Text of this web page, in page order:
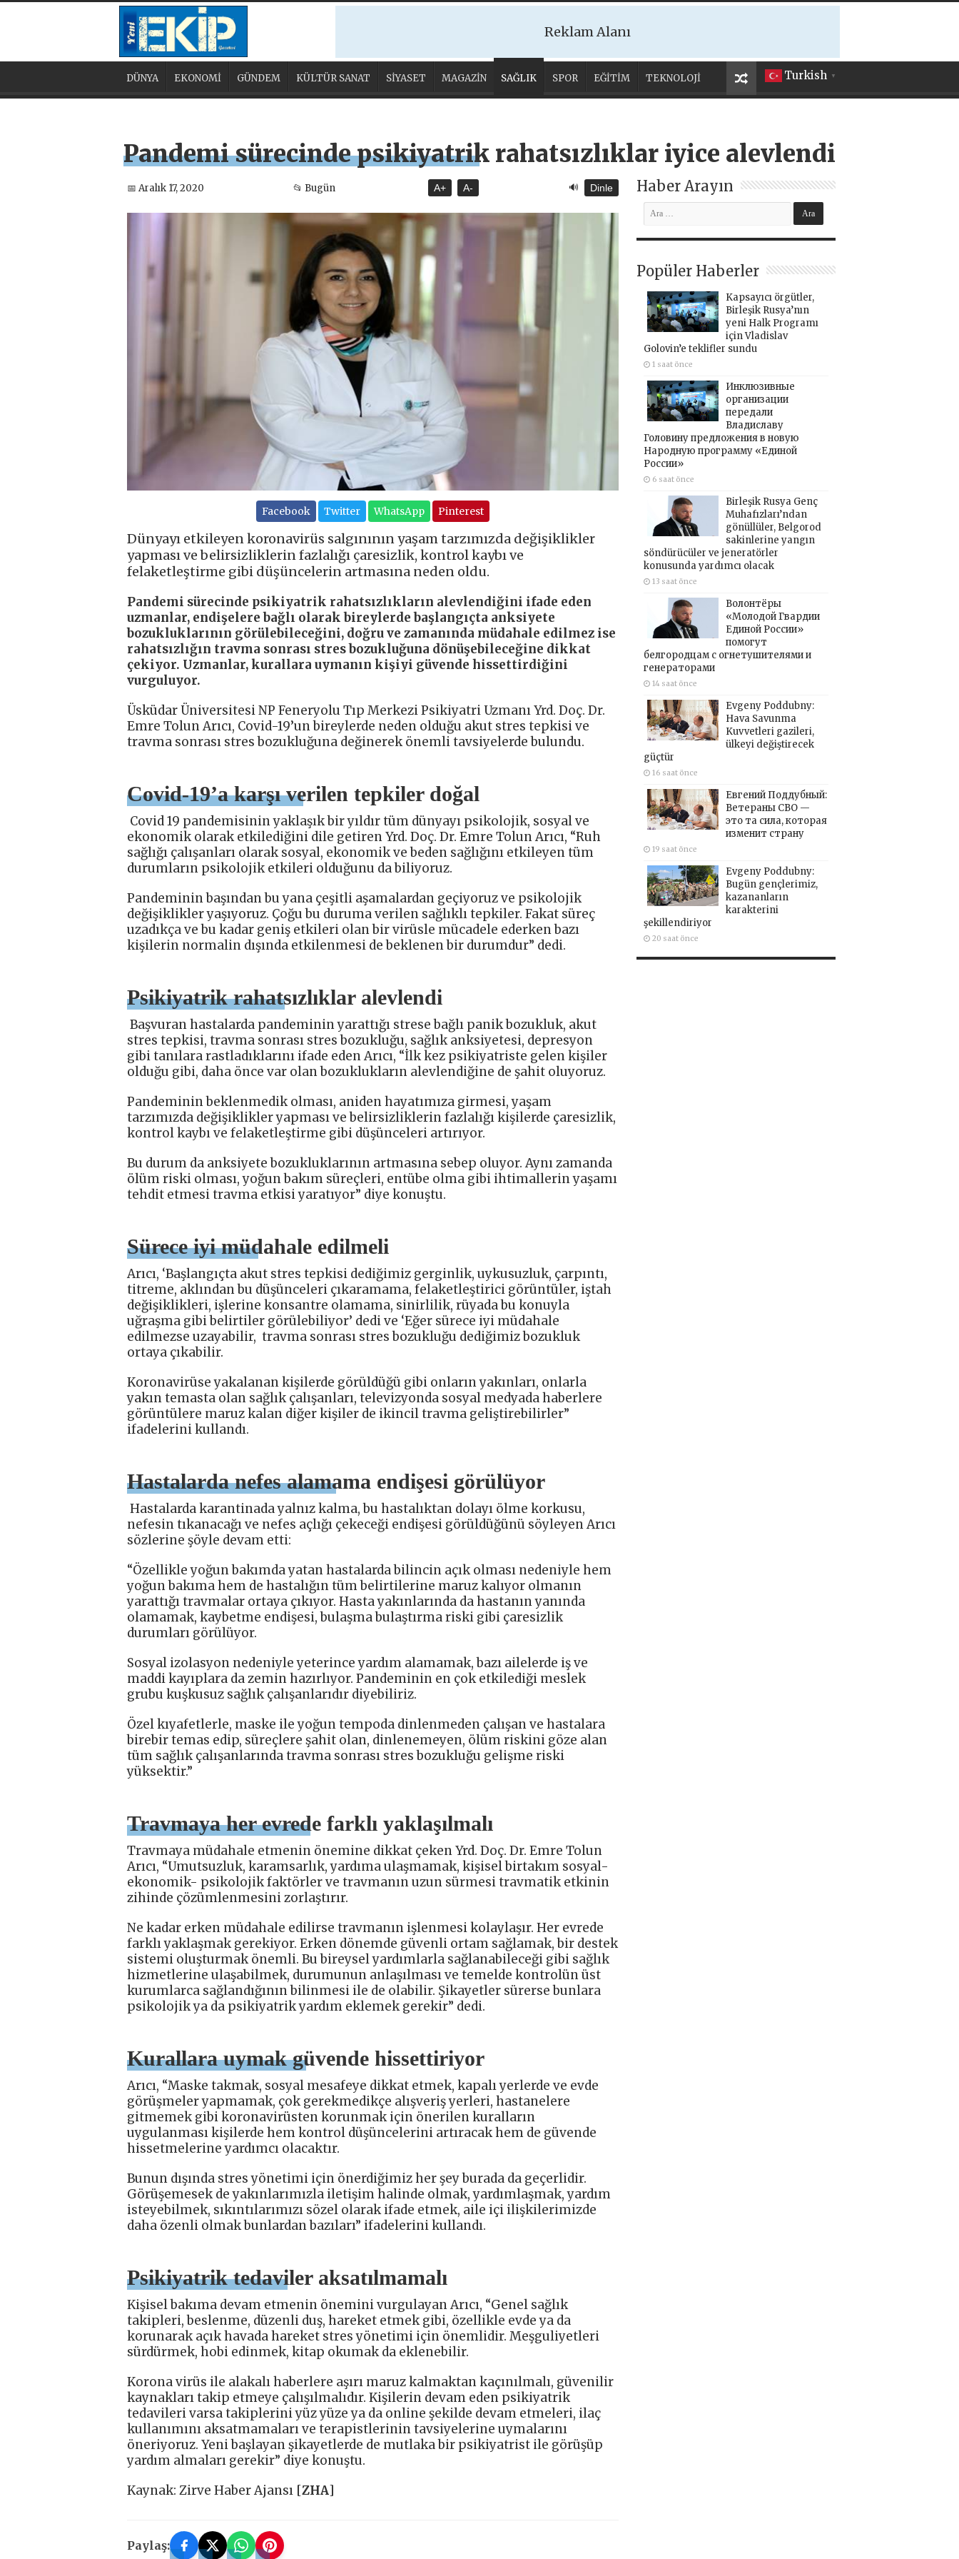
Reklam Alanı
Turkish ▼
DÜNYA EKONOMİ GÜNDEM KÜLTÜR SANAT SİYASET MAGAZİN SAĞLIK SPOR EĞİTİM TEKNOLOJİ
Pandemi sürecinde psikiyatrik rahatsızlıklar iyice alevlendi
📅 Aralık 17, 2020 📂 Bugün A+ A- 🔊 Dinle
Facebook Twitter WhatsApp Pinterest
Dünyayı etkileyen koronavirüs salgınının yaşam tarzımızda değişiklikler
yapması ve belirsizliklerin fazlalığı çaresizlik, kontrol kaybı ve
felaketleştirme gibi düşüncelerin artmasına neden oldu.
Pandemi sürecinde psikiyatrik rahatsızlıkların alevlendiğini ifade eden
uzmanlar, endişelere bağlı olarak bireylerde başlangıçta anksiyete
bozukluklarının görülebileceğini, doğru ve zamanında müdahale edilmez ise
rahatsızlığın travma sonrası stres bozukluğuna dönüşebileceğine dikkat
çekiyor. Uzmanlar, kurallara uymanın kişiyi güvende hissettirdiğini
vurguluyor.
Üsküdar Üniversitesi NP Feneryolu Tıp Merkezi Psikiyatri Uzmanı Yrd. Doç. Dr.
Emre Tolun Arıcı, Covid-19’un bireylerde neden olduğu akut stres tepkisi ve
travma sonrası stres bozukluğuna değinerek önemli tavsiyelerde bulundu.
Covid-19’a karşı verilen tepkiler doğal
Covid 19 pandemisinin yaklaşık bir yıldır tüm dünyayı psikolojik, sosyal ve
ekonomik olarak etkilediğini dile getiren Yrd. Doç. Dr. Emre Tolun Arıcı, “Ruh
sağlığı çalışanları olarak sosyal, ekonomik ve beden sağlığını etkileyen tüm
durumların psikolojik etkileri olduğunu da biliyoruz.
Pandeminin başından bu yana çeşitli aşamalardan geçiyoruz ve psikolojik
değişiklikler yaşıyoruz. Çoğu bu duruma verilen sağlıklı tepkiler. Fakat süreç
uzadıkça ve bu kadar geniş etkileri olan bir virüsle mücadele ederken bazı
kişilerin normalin dışında etkilenmesi de beklenen bir durumdur” dedi.
Psikiyatrik rahatsızlıklar alevlendi
Başvuran hastalarda pandeminin yarattığı strese bağlı panik bozukluk, akut
stres tepkisi, travma sonrası stres bozukluğu, sağlık anksiyetesi, depresyon
gibi tanılara rastladıklarını ifade eden Arıcı, “İlk kez psikiyatriste gelen kişiler
olduğu gibi, daha önce var olan bozuklukların alevlendiğine de şahit oluyoruz.
Pandeminin beklenmedik olması, aniden hayatımıza girmesi, yaşam
tarzımızda değişiklikler yapması ve belirsizliklerin fazlalığı kişilerde çaresizlik,
kontrol kaybı ve felaketleştirme gibi düşünceleri artırıyor.
Bu durum da anksiyete bozukluklarının artmasına sebep oluyor. Aynı zamanda
ölüm riski olması, yoğun bakım süreçleri, entübe olma gibi ihtimallerin yaşamı
tehdit etmesi travma etkisi yaratıyor” diye konuştu.
Sürece iyi müdahale edilmeli
Arıcı, ‘Başlangıçta akut stres tepkisi dediğimiz gerginlik, uykusuzluk, çarpıntı,
titreme, aklından bu düşünceleri çıkaramama, felaketleştirici görüntüler, iştah
değişiklikleri, işlerine konsantre olamama, sinirlilik, rüyada bu konuyla
uğraşma gibi belirtiler görülebiliyor’ dedi ve ‘Eğer sürece iyi müdahale
edilmezse uzayabilir, travma sonrası stres bozukluğu dediğimiz bozukluk
ortaya çıkabilir.
Koronavirüse yakalanan kişilerde görüldüğü gibi onların yakınları, onlarla
yakın temasta olan sağlık çalışanları, televizyonda sosyal medyada haberlere
görüntülere maruz kalan diğer kişiler de ikincil travma geliştirebilirler”
ifadelerini kullandı.
Hastalarda nefes alamama endişesi görülüyor
Hastalarda karantinada yalnız kalma, bu hastalıktan dolayı ölme korkusu,
nefesin tıkanacağı ve nefes açlığı çekeceği endişesi görüldüğünü söyleyen Arıcı
sözlerine şöyle devam etti:
“Özellikle yoğun bakımda yatan hastalarda bilincin açık olması nedeniyle hem
yoğun bakıma hem de hastalığın tüm belirtilerine maruz kalıyor olmanın
yarattığı travmalar ortaya çıkıyor. Hasta yakınlarında da hastanın yanında
olamamak, kaybetme endişesi, bulaşma bulaştırma riski gibi çaresizlik
durumları görülüyor.
Sosyal izolasyon nedeniyle yeterince yardım alamamak, bazı ailelerde iş ve
maddi kayıplara da zemin hazırlıyor. Pandeminin en çok etkilediği meslek
grubu kuşkusuz sağlık çalışanlarıdır diyebiliriz.
Özel kıyafetlerle, maske ile yoğun tempoda dinlenmeden çalışan ve hastalara
birebir temas edip, süreçlere şahit olan, dinlenemeyen, ölüm riskini göze alan
tüm sağlık çalışanlarında travma sonrası stres bozukluğu gelişme riski
yüksektir.”
Travmaya her evrede farklı yaklaşılmalı
Travmaya müdahale etmenin önemine dikkat çeken Yrd. Doç. Dr. Emre Tolun
Arıcı, “Umutsuzluk, karamsarlık, yardıma ulaşmamak, kişisel birtakım sosyal-
ekonomik- psikolojik faktörler ve travmanın uzun sürmesi travmatik etkinin
zihinde çözümlenmesini zorlaştırır.
Ne kadar erken müdahale edilirse travmanın işlenmesi kolaylaşır. Her evrede
farklı yaklaşmak gerekiyor. Erken dönemde güvenli ortam sağlamak, bir destek
sistemi oluşturmak önemli. Bu bireysel yardımlarla sağlanabileceği gibi sağlık
hizmetlerine ulaşabilmek, durumunun anlaşılması ve temelde kontrolün üst
kurumlarca sağlandığının bilinmesi ile de olabilir. Şikayetler sürerse bunlara
psikolojik ya da psikiyatrik yardım eklemek gerekir” dedi.
Kurallara uymak güvende hissettiriyor
Arıcı, “Maske takmak, sosyal mesafeye dikkat etmek, kapalı yerlerde ve evde
görüşmeler yapmamak, çok gerekmedikçe alışveriş yerleri, hastanelere
gitmemek gibi koronavirüsten korunmak için önerilen kuralların
uygulanması kişilerde hem kontrol düşüncelerini artıracak hem de güvende
hissetmelerine yardımcı olacaktır.
Bunun dışında stres yönetimi için önerdiğimiz her şey burada da geçerlidir.
Görüşemesek de yakınlarımızla iletişim halinde olmak, yardımlaşmak, yardım
isteyebilmek, sıkıntılarımızı sözel olarak ifade etmek, aile içi ilişkilerimizde
daha özenli olmak bunlardan bazıları” ifadelerini kullandı.
Psikiyatrik tedaviler aksatılmamalı
Kişisel bakıma devam etmenin önemini vurgulayan Arıcı, “Genel sağlık
takipleri, beslenme, düzenli duş, hareket etmek gibi, özellikle evde ya da
korunarak açık havada hareket stres yönetimi için önemlidir. Meşguliyetleri
sürdürmek, hobi edinmek, kitap okumak da eklenebilir.
Korona virüs ile alakalı haberlere aşırı maruz kalmaktan kaçınılmalı, güvenilir
kaynakları takip etmeye çalışılmalıdır. Kişilerin devam eden psikiyatrik
tedavileri varsa takiplerini yüz yüze ya da online şekilde devam etmeleri, ilaç
kullanımını aksatmamaları ve terapistlerinin tavsiyelerine uymalarını
öneriyoruz. Yeni başlayan şikayetlerde de mutlaka bir psikiyatrist ile görüşüp
yardım almaları gerekir” diye konuştu.
Kaynak: Zirve Haber Ajansı [ZHA]
Paylaş:
Haber Arayın
Popüler Haberler
Kapsayıcı örgütler,
Birleşik Rusya’nın
yeni Halk Programı
için Vladislav
Golovin’e teklifler sundu
1 saat önce
Инклюзивные
организации
передали
Владиславу
Головину предложения в новую
Народную программу «Единой
России»
6 saat önce
Birleşik Rusya Genç
Muhafızları’ndan
gönüllüler, Belgorod
sakinlerine yangın
söndürücüler ve jeneratörler
konusunda yardımcı olacak
13 saat önce
Волонтёры
«Молодой Гвардии
Единой России»
помогут
белгородцам с огнетушителями и
генераторами
14 saat önce
Evgeny Poddubny:
Hava Savunma
Kuvvetleri gazileri,
ülkeyi değiştirecek
güçtür
16 saat önce
Евгений Поддубный:
Ветераны СВО —
это та сила, которая
изменит страну
19 saat önce
Evgeny Poddubny:
Bugün gençlerimiz,
kazananların
karakterini
şekillendiriyor
20 saat önce